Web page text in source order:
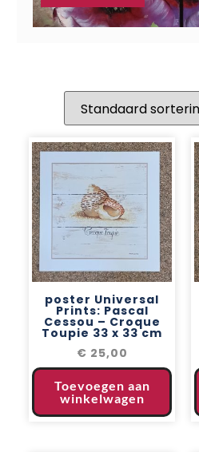
poster Universal
Prints: Pascal
Cessou – Croque
Toupie 33 x 33 cm
€ 25,00
Toevoegen aan
winkelwagen